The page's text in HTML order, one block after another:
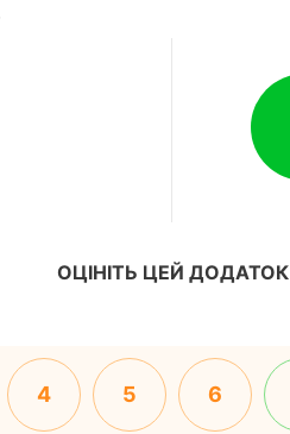
ОЦІНІТЬ ЦЕЙ ДОДАТОК
4 5 6